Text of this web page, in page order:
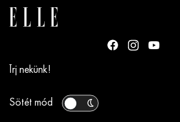
Írj nekünk!
Sötét mód